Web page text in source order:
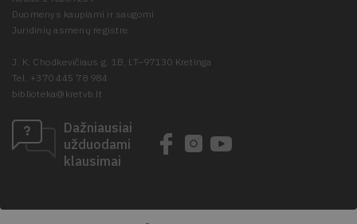
Duomenys kaupiami ir saugomi
Juridinių asmenų registre
J. K. Chodkevičiaus g. 1B, LT–97130 Kretinga
Tel. +370 445 78 984
biblioteka@kretvb.lt
Dažniausiai
užduodami
klausimai